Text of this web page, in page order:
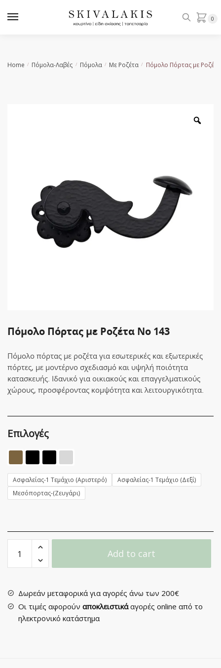
0
Home / Πόμολα-Λαβές / Πόμολα / Με Ροζέτα / Πόμολο Πόρτας με
Πόμολο Πόρτας με Ροζέτα No 143
Πόμολο πόρτας με ροζέτα για εσωτερικές και εξωτερικές
πόρτες, με μοντέρνο σχεδιασμό και υψηλή ποιότητα
κατασκευής. Ιδανικό για οικιακούς και επαγγελματικούς
χώρους, προσφέροντας κομψότητα και λειτουργικότητα.
Επιλογές
Ασφαλείας-1 Τεμάχιο (Αριστερό)
Ασφαλείας-1 Τεμάχιο (Δεξί)
Μεσόπορτας-(Ζευγάρι)
Πόρτας
με
No
143
quantity
Add to cart
Δωρεάν μεταφορικά για αγορές άνω των 200€
Οι τιμές αφορούν αποκλειστικάαγορές online από το
ηλεκτρονικό κατάστημα